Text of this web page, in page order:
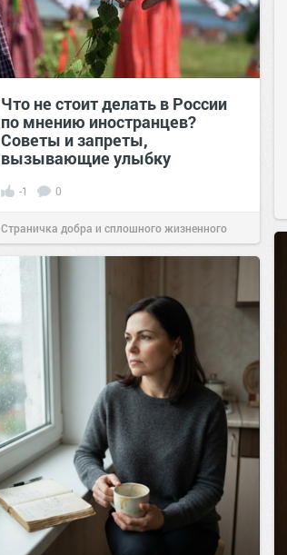
Что не стоит делать в России
по мнению иностранцев?
Советы и запреты,
вызывающие улыбку
-1 0
Страничка добра и сплошного жизненного
позитива!00:29Сегодня